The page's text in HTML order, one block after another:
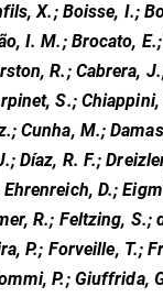
X.; Boisse, I.;
I. M.; Brocato,
R.; Cabrera,
S.; Chiappini,
Cunha, M.;
Díaz, R. F.;
D.;
R.; Feltzing, S.;
P.; Forveille, T.;
P.; Giuffrida,